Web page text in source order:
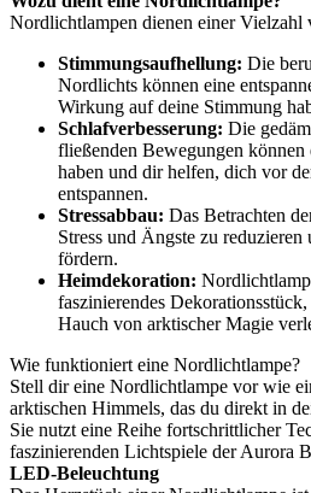
Nordlichtlampen dienen einer Vielzahl
Stimmungsaufhellung: Die
Nordlichts können eine
Wirkung auf deine Stimmung
Schlafverbesserung: Die
fließenden Bewegungen
haben und dir helfen, dich vor
entspannen.
Stressabbau: Das Betrachten
Stress und Ängste zu
fördern.
Heimdekoration:
faszinierendes
Hauch von arktischer Magie
Wie funktioniert eine Nordlichtlampe?
Stell dir eine Nordlichtlampe vor wie
arktischen Himmels, das du direkt in
Sie nutzt eine Reihe fortschrittlicher
faszinierenden Lichtspiele der Aurora
LED-Beleuchtung